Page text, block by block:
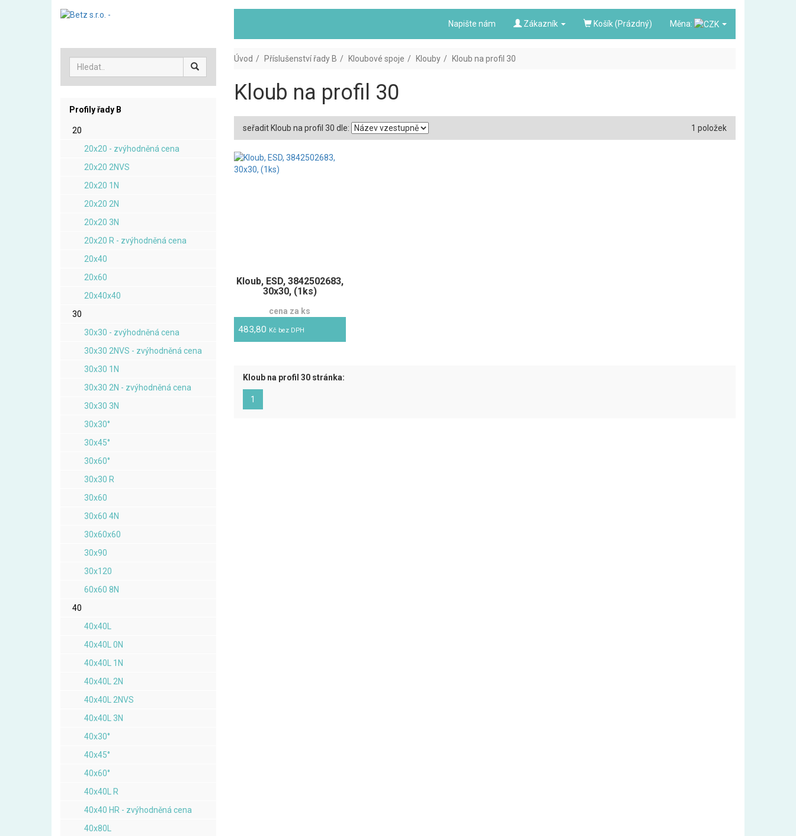
Napište nám Zákazník Košík (Prázdný) Měna:
Profily řady B
20
20x20 - zvýhodněná cena
20x20 2NVS
20x20 1N
20x20 2N
20x20 3N
20x20 R - zvýhodněná cena
20x40
20x60
20x40x40
30
30x30 - zvýhodněná cena
30x30 2NVS - zvýhodněná cena
30x30 1N
30x30 2N - zvýhodněná cena
30x30 3N
30x30°
30x45°
30x60°
30x30 R
30x60
30x60 4N
30x60x60
30x90
30x120
60x60 8N
40
40x40L
40x40L 0N
40x40L 1N
40x40L 2N
40x40L 2NVS
40x40L 3N
40x30°
40x45°
40x60°
40x40L R
40x40 HR - zvýhodněná cena
40x80L
Úvod Příslušenství řady B Kloubové spoje Klouby Kloub na profil 30
Kloub na profil 30
seřadit Kloub na profil 30 dle: 1 položek
Kloub, ESD, 3842502683,
30x30, (1ks)
cena za ks
483,80 Kč bez DPH
Kloub na profil 30 stránka:
1